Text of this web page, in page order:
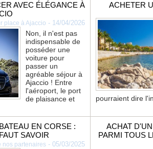
AVEC ÉLÉGANCE À
place à Ajaccio - 14/04/2026
Non, il n'est pas
indispensable de
posséder une
voiture pour
passer un
agréable séjour à
Ajaccio ! Entre
l'aéroport, le port
de plaisance et
ACHETER
pourraient dire
EN CORSE :
SAVOIR
nos partenaires - 05/03/2025
ACHAT
PARMI TOUS